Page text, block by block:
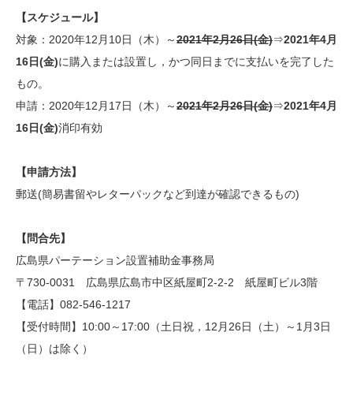
【スケジュール】
対象：2020年12月10日（木）～2021年2月26日(金)⇒2021年4月
16日(金)に購入または設置し，かつ同日までに支払いを完了した
もの。
申請：2020年12月17日（木）～2021年2月26日(金)⇒2021年4月
16日(金)消印有効
【申請方法】
郵送(簡易書留やレターパックなど到達が確認できるもの)
【問合先】
広島県パーテーション設置補助金事務局
〒730-0031 広島県広島市中区紙屋町2-2-2 紙屋町ビル3階
【電話】082-546-1217
【受付時間】10:00～17:00（土日祝，12月26日（土）～1月3日
（日）は除く）